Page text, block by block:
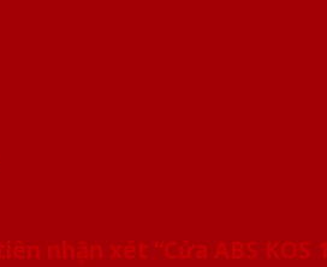
nhận xét “Cửa ABS KOS